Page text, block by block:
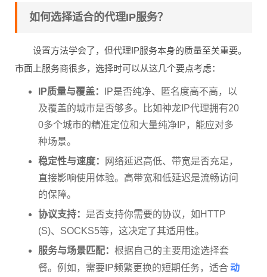
如何选择适合的代理IP服务？
设置方法学会了，但代理IP服务本身的质量至关重要。
市面上服务商很多，选择时可以从这几个要点考虑：
IP质量与覆盖：
IP是否纯净、匿名度高不高，以
及覆盖的城市是否够多。比如神龙IP代理拥有20
0多个城市的精准定位和大量纯净IP，能应对多
种场景。
稳定性与速度：
网络延迟高低、带宽是否充足，
直接影响使用体验。高带宽和低延迟是流畅访问
的保障。
协议支持： 是否支持你需要的协议，如HTTP
(S)、SOCKS5等，这决定了其适用性。
服务与场景匹配：根据自己的主要用途选择套
餐。例如，需要IP频繁更换的短期任务，适合动